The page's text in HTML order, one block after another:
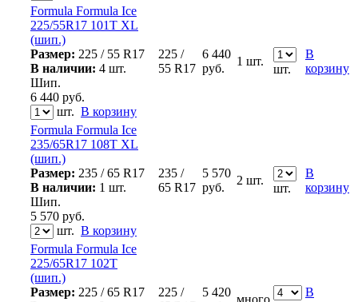
Formula Formula Ice
225/55R17 101T XL
(шип.)
Размер: 225 / 55 R17
В наличии: 4 шт.
Шип.
6 440 руб.
шт. В корзину
225 /
55 R17
6 440
руб.
1 шт.
шт.
В
корзину
Formula Formula Ice
235/65R17 108T XL
(шип.)
Размер: 235 / 65 R17
В наличии: 1 шт.
Шип.
5 570 руб.
шт. В корзину
235 /
65 R17
5 570
руб.
2 шт.
шт.
В
корзину
Formula Formula Ice
225/65R17 102T
(шип.)
Размер: 225 / 65 R17
225 /
5 420
много
В